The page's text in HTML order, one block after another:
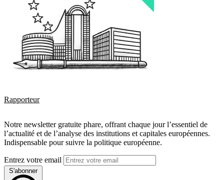
Rapporteur
Notre newsletter gratuite phare, offrant chaque jour l’essentiel de
l’actualité et de l’analyse des institutions et capitales européennes.
Indispensable pour suivre la politique européenne.
Entrez votre email
S'abonner